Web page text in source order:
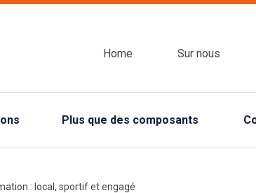
Home Sur nous
Plus que des composants
: local, sportif et engagé